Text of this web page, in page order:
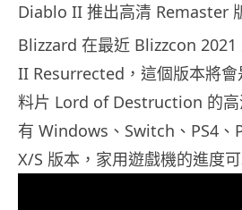
Diablo II 推出高清 Remaster
Blizzard 在最近 Blizzcon
II Resurrected，這個版本將
料片 Lord of Destruction 的高
有 Windows、Switch、PS4、
X/S 版本，家用遊戲機的進度